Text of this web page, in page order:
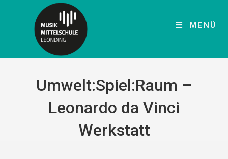
MENÜ
Umwelt:Spiel:Raum –
Leonardo da Vinci
Werkstatt